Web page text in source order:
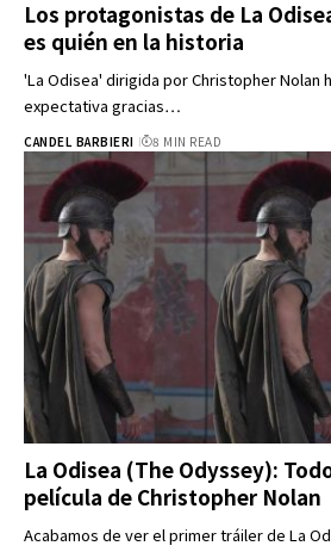
Los protagonistas de La
es quién en la historia
'La Odisea' dirigida por Christopher Nolan
expectativa gracias…
CANDEL BARBIERI 8 MIN READ
La Odisea (The Odyssey):
película de Christopher Nolan
Acabamos de ver el primer tráiler de La